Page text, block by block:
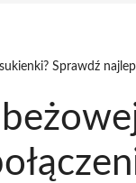
Sprawdź